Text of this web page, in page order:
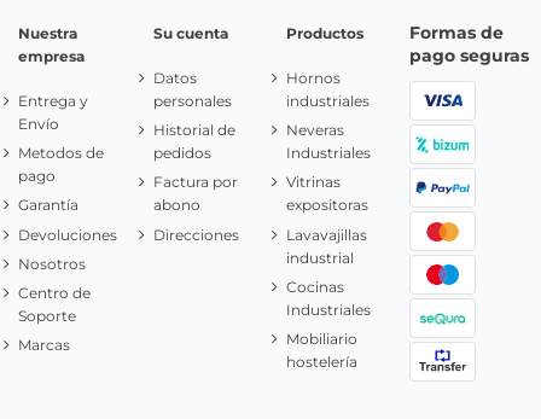
Nuestra
empresa
Entrega y
Envío
Metodos de
pago
Garantía
Devoluciones
Nosotros
Centro de
Soporte
Marcas
Su cuenta
Datos
personales
Historial de
pedidos
Factura por
abono
Direcciones
Productos
Hornos
industriales
Neveras
Industriales
Vitrinas
expositoras
Lavavajillas
industrial
Cocinas
Industriales
Mobiliario
hostelería
Formas de
pago seguras